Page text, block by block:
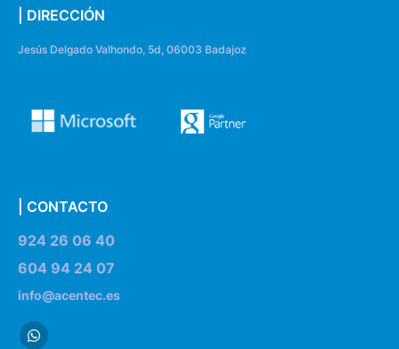
| DIRECCIÓN
Jesús Delgado Valhondo, 5d, 06003 Badajoz
| CONTACTO
924 26 06 40
604 94 24 07
info@acentec.es